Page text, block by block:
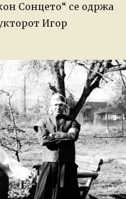
Сонцето“ се одржа
Игор